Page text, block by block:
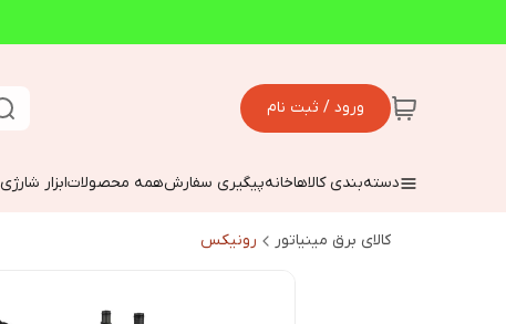
ورود / ثبت نام
دسته‌بندی کالاهاخانهپیگیری سفارشهمه محصولاتابزار شارژی
کالای برق مینیاتور رونیکس